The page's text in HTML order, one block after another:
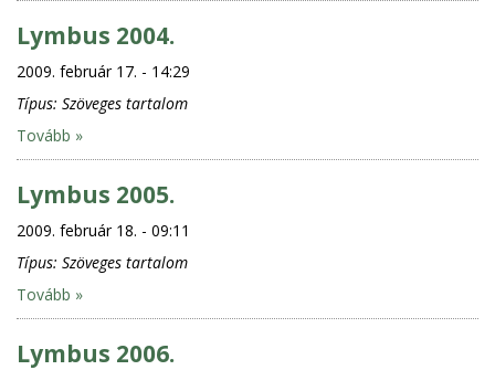
Lymbus 2004.
2009. február 17. - 14:29
Típus: Szöveges tartalom
Tovább »
Lymbus 2005.
2009. február 18. - 09:11
Típus: Szöveges tartalom
Tovább »
Lymbus 2006.